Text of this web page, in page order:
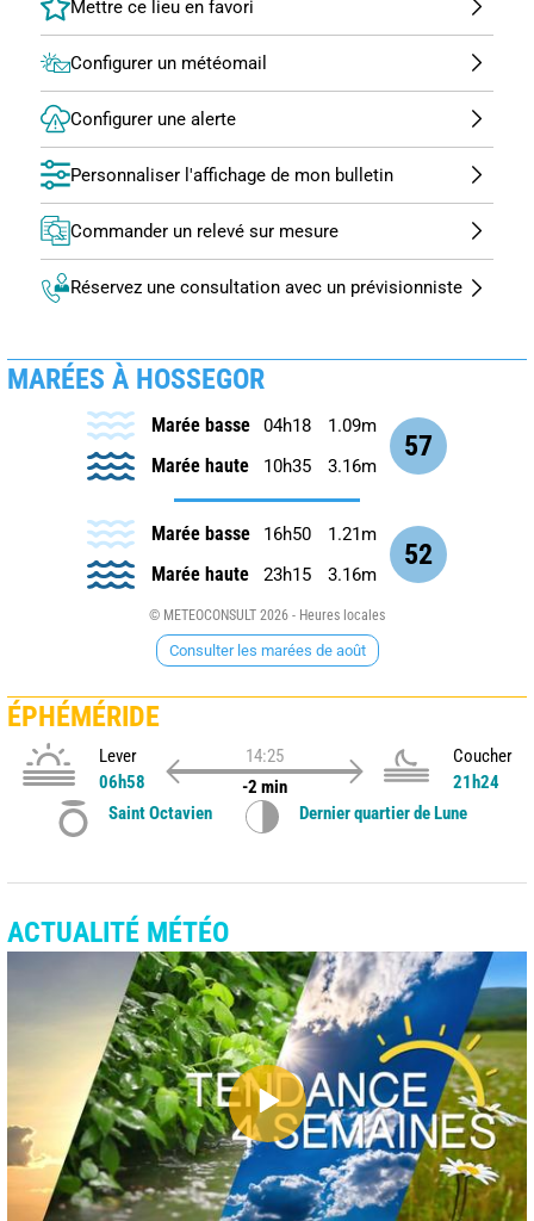
Configurer un météomail
Configurer une alerte
Personnaliser l'affichage de mon bulletin
Commander un relevé sur mesure
Réservez une consultation avec un prévisionniste
MARÉES À HOSSEGOR
57
Marée basse 04h18 1.09m
Marée haute 10h35 3.16m
52
Marée basse 16h50 1.21m
Marée haute 23h15 3.16m
© METEOCONSULT 2026 - Heures locales
Consulter les marées de août
ÉPHÉMÉRIDE
Lever
06h58
14:25
-2 min
Coucher
21h24
Saint Octavien
Dernier quartier de Lune
ACTUALITÉ MÉTÉO